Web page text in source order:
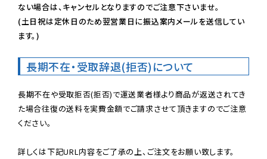
ない場合は、キャンセルとなりますのでご注意下さいませ。
(土日祝は定休日のため翌営業日に振込案内メールを送信してい
ます。)
長期不在・受取辞退(拒否)について
長期不在や受取拒否(拒否)で運送業者様より商品が返送されてき
た場合往復の送料を実費金額でご請求させて頂きますのでご注意
ください。